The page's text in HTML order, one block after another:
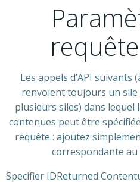
Les appels d’API suivants
renvoient toujours un
plusieurs siles) dans
contenues peut être
requête : ajoutez
correspondante au
Specifier IDReturned